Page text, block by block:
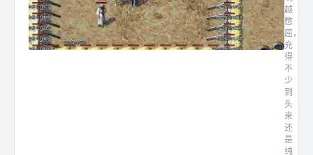
越
憋
屈，
充
得
不
少
到
头
来
还
是
纯